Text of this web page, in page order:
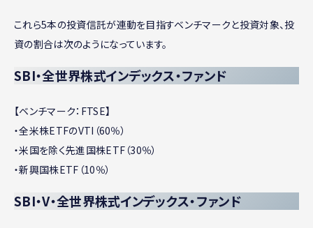
これら5本の投資信託が連動を目指すベンチマークと投資対象、投
資の割合は次のようになっています。
SBI・全世界株式インデックス・ファンド
【ベンチマーク：FTSE】
・全米株ETFのVTI（60％）
・米国を除く先進国株ETF（30％）
・新興国株ETF（10％）
SBI・V・全世界株式インデックス・ファンド